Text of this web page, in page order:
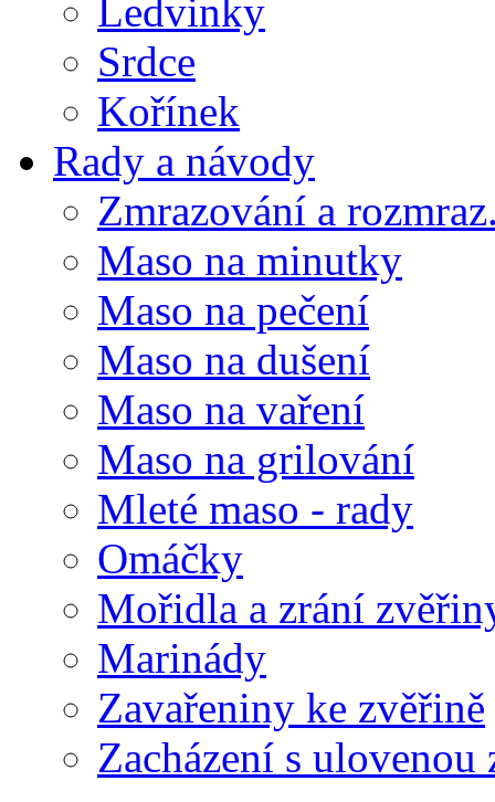
Ledvinky
Srdce
Kořínek
Rady a návody
Zmrazování a
Maso na minutky
Maso na pečení
Maso na dušení
Maso na vaření
Maso na grilování
Mleté maso - rady
Omáčky
Mořidla a zrání
Marinády
Zavařeniny ke zvěřině
Zacházení s ulovenou